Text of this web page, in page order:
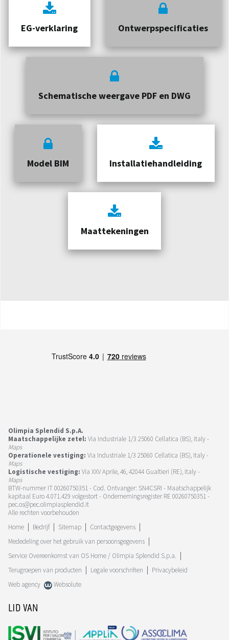
EG-verklaring Ontwerpspecificaties
Schematische weergave PDF en DWG
Model BIM Installatiehandleiding
Maattekeningen
Olimpia Splendid S.p.A.
Maatschappelijke zetel: Via Industriale 1/3 25060 Cellatica (BS), Italy -
Maps
Operationele vestiging: Via Industriale 1/3 25060 Cellatica (BS), Italy -
Maps
Logistische vestiging: Via XXV Aprile, 46, 42044 Gualtieri (RE), Italy -
Maps
BTW-nummer IT 00260750351 - Cod. Ontvanger: SN4CSRI - Maatschappelijk
kapitaal Euro 4.071.429 volgestort - Ondernemingsregister RE 00260750351 -
pec.os@pec.olimpiasplendid.it
Alle rechten voorbehouden
Home
Bedrijf Sitemap
Contactgegevens
Mededeling over het gebruik van persoonsgegevens
Service Overeenkomst van OS Home / Olimpia Splendid S.p.a.
Terugroepen van producten
Legale voorschriften
Privacybeleid
Web agency
Websolute
LID VAN